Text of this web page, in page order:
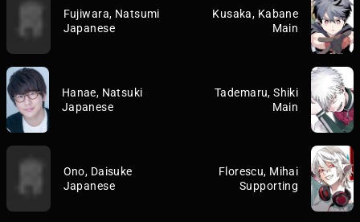
Fujiwara, Natsumi
Japanese
Kusaka, Kabane
Main
Hanae, Natsuki
Japanese
Tademaru, Shiki
Main
Ono, Daisuke
Japanese
Florescu, Mihai
Supporting